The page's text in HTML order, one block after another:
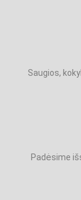
Saugios,
Padėsime